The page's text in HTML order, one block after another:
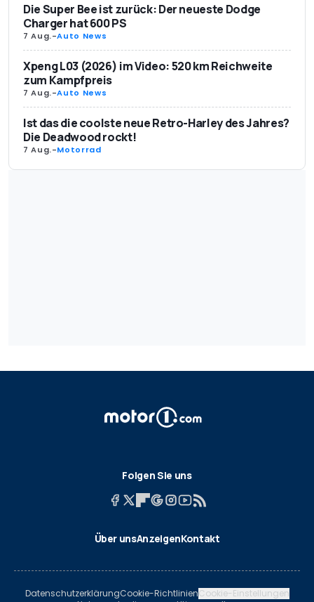
Die Super Bee ist zurück: Der neueste Dodge
Charger hat 600 PS
7 Aug.-Auto News
Xpeng L03 (2026) im Video: 520 km Reichweite
zum Kampfpreis
7 Aug.-Auto News
Ist das die coolste neue Retro-Harley des Jahres?
Die Deadwood rockt!
7 Aug.-Motorrad
Folgen Sie uns
Über unsAnzeigenKontakt
DatenschutzerklärungCookie-RichtlinienCookie-Einstellungen